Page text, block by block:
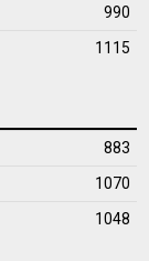
990
1115
883
1070
1048